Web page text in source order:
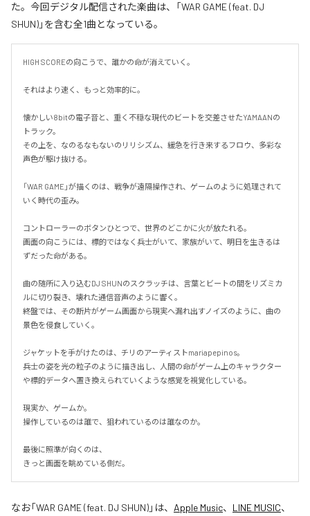
た。今回デジタル配信された楽曲は、「WAR GAME (feat. DJ
SHUN)」を含む全1曲となっている。
HIGH SCOREの向こうで、誰かの命が消えていく。
それはより速く、もっと効率的に。
懐かしい8bitの電子音と、重く不穏な現代のビートを交差させたYAMAANの
トラック。
その上を、なのるなもないのリリシズム、緩急を行き来するフロウ、多彩な
声色が駆け抜ける。
「WAR GAME」が描くのは、戦争が遠隔操作され、ゲームのように処理されて
いく時代の歪み。
コントローラーのボタンひとつで、世界のどこかに火が放たれる。
画面の向こうには、標的ではなく兵士がいて、家族がいて、明日を生きるは
ずだった命がある。
曲の随所に入り込むDJ SHUNのスクラッチは、言葉とビートの間をリズミカ
ルに切り裂き、壊れた通信音声のように響く。
終盤では、その断片がゲーム画面から現実へ漏れ出すノイズのように、曲の
景色を侵食していく。
ジャケットを手がけたのは、チリのアーティストmariapepinos。
兵士の姿を光の粒子のように描き出し、人間の命がゲーム上のキャラクター
や標的データへ置き換えられていくような感覚を視覚化している。
現実か、ゲームか。
操作しているのは誰で、狙われているのは誰なのか。
最後に照準が向くのは、
きっと画面を眺めている側だ。
なお「WAR GAME (feat. DJ SHUN)」は、 Apple Music、 LINE MUSIC、